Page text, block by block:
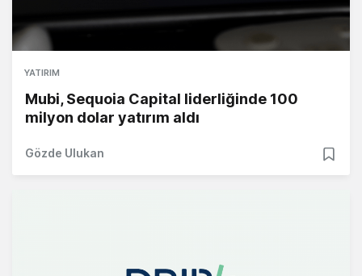
YATIRIM
Mubi, Sequoia Capital liderliğinde 100
milyon dolar yatırım aldı
Gözde Ulukan